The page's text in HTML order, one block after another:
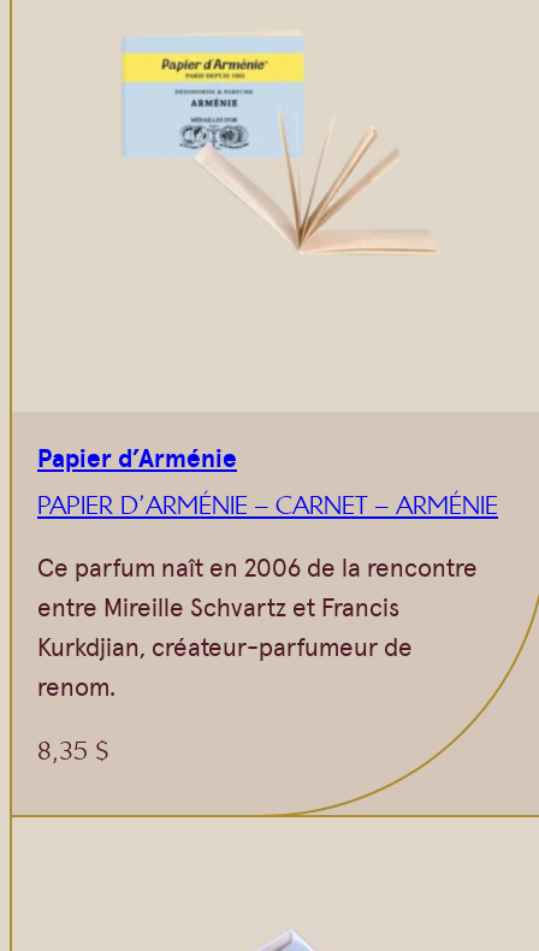
Papier d’Arménie
PAPIER D’ARMÉNIE – CARNET – ARMÉNIE
Ce parfum naît en 2006 de la rencontre
entre Mireille Schvartz et Francis
Kurkdjian, créateur-parfumeur de
renom.
8,35 $